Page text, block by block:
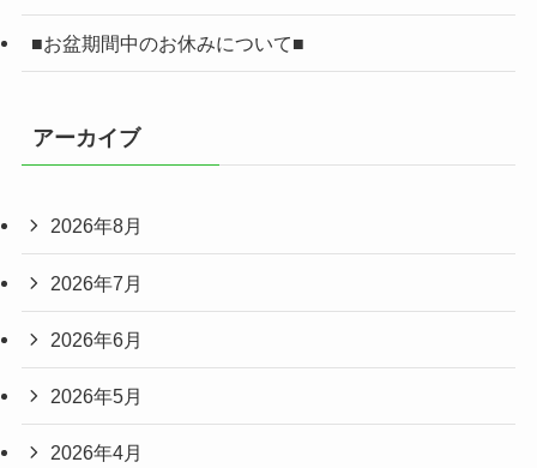
■お盆期間中のお休みについて■
アーカイブ
2026年8月
2026年7月
2026年6月
2026年5月
2026年4月